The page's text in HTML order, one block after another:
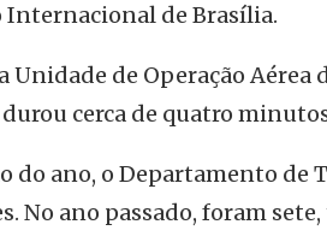
Internacional de Brasília.
Unidade de Operação
durou cerca de quatro
do ano, o Departamento
No ano passado, foram